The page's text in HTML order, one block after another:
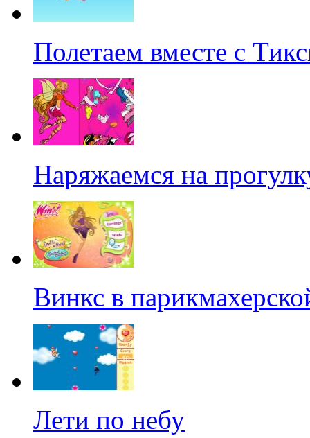
Полетаем вместе с
Наряжаемся на
Винкс в
Лети по небу